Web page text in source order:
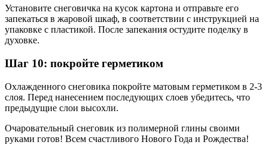
Установите снеговичка на кусок картона и отправьте его
запекаться в жаровой шкаф, в соответствии с инструкцией на
упаковке с пластикой. После запекания остудите поделку в
духовке.
Шаг 10: покройте герметиком
Охлажденного снеговика покройте матовым герметиком в 2-3
слоя. Перед нанесением последующих слоев убедитесь, что
предыдущие слои высохли.
Очаровательный снеговик из полимерной глины своими
руками готов! Всем счастливого Нового Года и Рождества!